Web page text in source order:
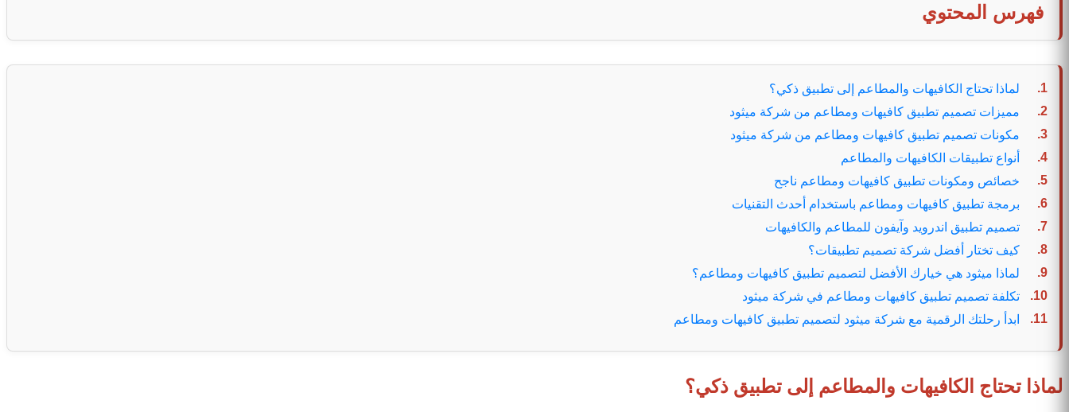
فهرس المحتوي
لماذا تحتاج الكافيهات والمطاعم إلى تطبيق ذكي؟
مميزات تصميم تطبيق كافيهات ومطاعم من شركة ميثود
مكونات تصميم تطبيق كافيهات ومطاعم من شركة ميثود
أنواع تطبيقات الكافيهات والمطاعم
خصائص ومكونات تطبيق كافيهات ومطاعم ناجح
برمجة تطبيق كافيهات ومطاعم باستخدام أحدث التقنيات
تصميم تطبيق اندرويد وآيفون للمطاعم والكافيهات
كيف تختار أفضل شركة تصميم تطبيقات؟
لماذا ميثود هي خيارك الأفضل لتصميم تطبيق كافيهات ومطاعم؟
تكلفة تصميم تطبيق كافيهات ومطاعم في شركة ميثود
ابدأ رحلتك الرقمية مع شركة ميثود لتصميم تطبيق كافيهات ومطاعم
لماذا تحتاج الكافيهات والمطاعم إلى تطبيق ذكي؟